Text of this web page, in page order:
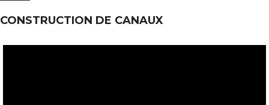
CONSTRUCTION DE CANAUX